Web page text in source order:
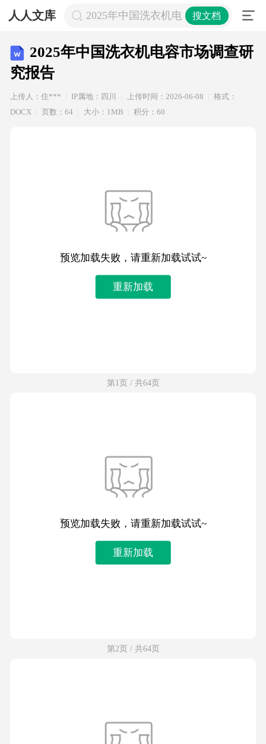
人人文库 2025年中国洗衣机电容市场调查研究
搜文档
2025年中国洗衣机电容市场调查研
究报告
上传人：住*** IP属地：四川 上传时间：2026-06-08
格式：
DOCX
页数：64 大小：1MB 积分：60
预览加载失败，请重新加载试试~
重新加载
第1页 / 共64页
预览加载失败，请重新加载试试~
重新加载
第2页 / 共64页